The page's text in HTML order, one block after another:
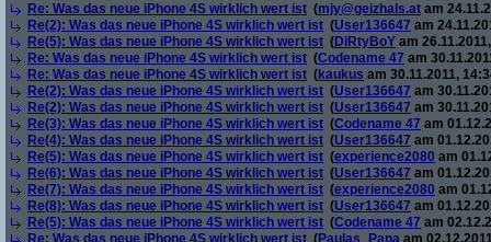
Re: Was das neue iPhone 4S wirklich wert ist (mjy@geizhals.at am
Re(2): Was das neue iPhone 4S wirklich wert ist (User136647 am
Re(5): Was das neue iPhone 4S wirklich wert ist (DiRtyBoY am
Re: Was das neue iPhone 4S wirklich wert ist (Codename 47 am
Re: Was das neue iPhone 4S wirklich wert ist (kaukus am 30.11.2011,
Re(2): Was das neue iPhone 4S wirklich wert ist (User136647 am
Re(2): Was das neue iPhone 4S wirklich wert ist (User136647 am
Re(3): Was das neue iPhone 4S wirklich wert ist (Codename 47 am
Re(4): Was das neue iPhone 4S wirklich wert ist (User136647 am
Re(5): Was das neue iPhone 4S wirklich wert ist (experience2080 am
Re(6): Was das neue iPhone 4S wirklich wert ist (User136647 am
Re(7): Was das neue iPhone 4S wirklich wert ist (experience2080 am
Re(8): Was das neue iPhone 4S wirklich wert ist (User136647 am
Re(5): Was das neue iPhone 4S wirklich wert ist (Codename 47 am
Re: Was das neue iPhone 4S wirklich wert ist (Paulas_Papa am